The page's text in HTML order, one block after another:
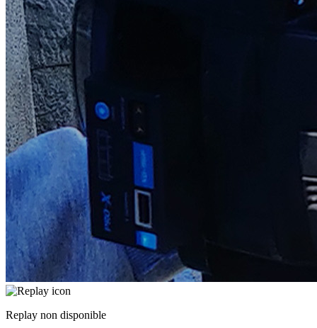
Replay non disponible